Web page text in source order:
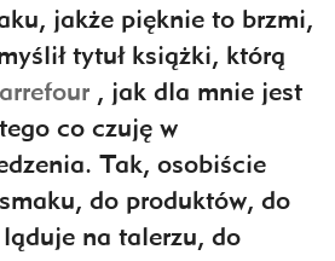
jakże pięknie to brzmi,
tytuł książki, którą
, jak dla mnie jest
co czuję w
Tak, osobiście
do produktów, do
na talerzu, do